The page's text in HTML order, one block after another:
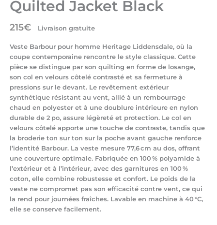
Quilted Jacket Black
215€ Livraison gratuite
Veste Barbour pour homme Heritage Liddensdale, où la
coupe contemporaine rencontre le style classique. Cette
pièce se distingue par son quilting en forme de losange,
son col en velours côtelé contrasté et sa fermeture à
pressions sur le devant. Le revêtement extérieur
synthétique résistant au vent, allié à un rembourrage
chaud en polyester et à une doublure intérieure en nylon
durable de 2 po, assure légèreté et protection. Le col en
velours côtelé apporte une touche de contraste, tandis que
la broderie ton sur ton sur la poche avant gauche renforce
l’identité Barbour. La veste mesure 77,6 cm au dos, offrant
une couverture optimale. Fabriquée en 100 % polyamide à
l’extérieur et à l’intérieur, avec des garnitures en 100 %
coton, elle combine robustesse et confort. Le poids de la
veste ne compromet pas son efficacité contre vent, ce qui
la rend pour journées fraîches. Lavable en machine à 40 °C,
elle se conserve facilement.